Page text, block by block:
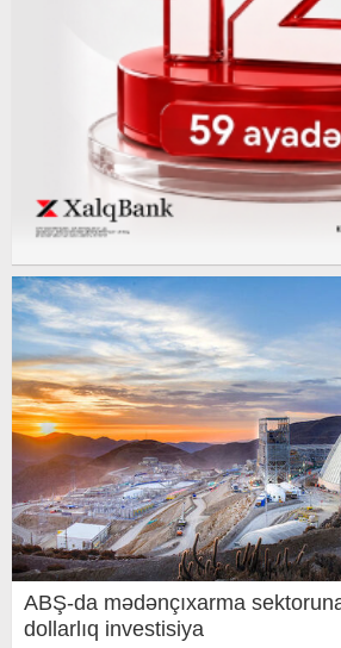
ABŞ-da mədənçıxarma
dollarlıq investisiya